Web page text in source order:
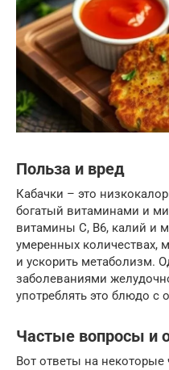
Польза и вред
Кабачки – это
богатый витаминами и
витамины C, B6, калий и
умеренных количествах,
и ускорить метаболизм.
заболеваниями
употреблять это блюдо с
Частые вопросы и
Вот ответы на